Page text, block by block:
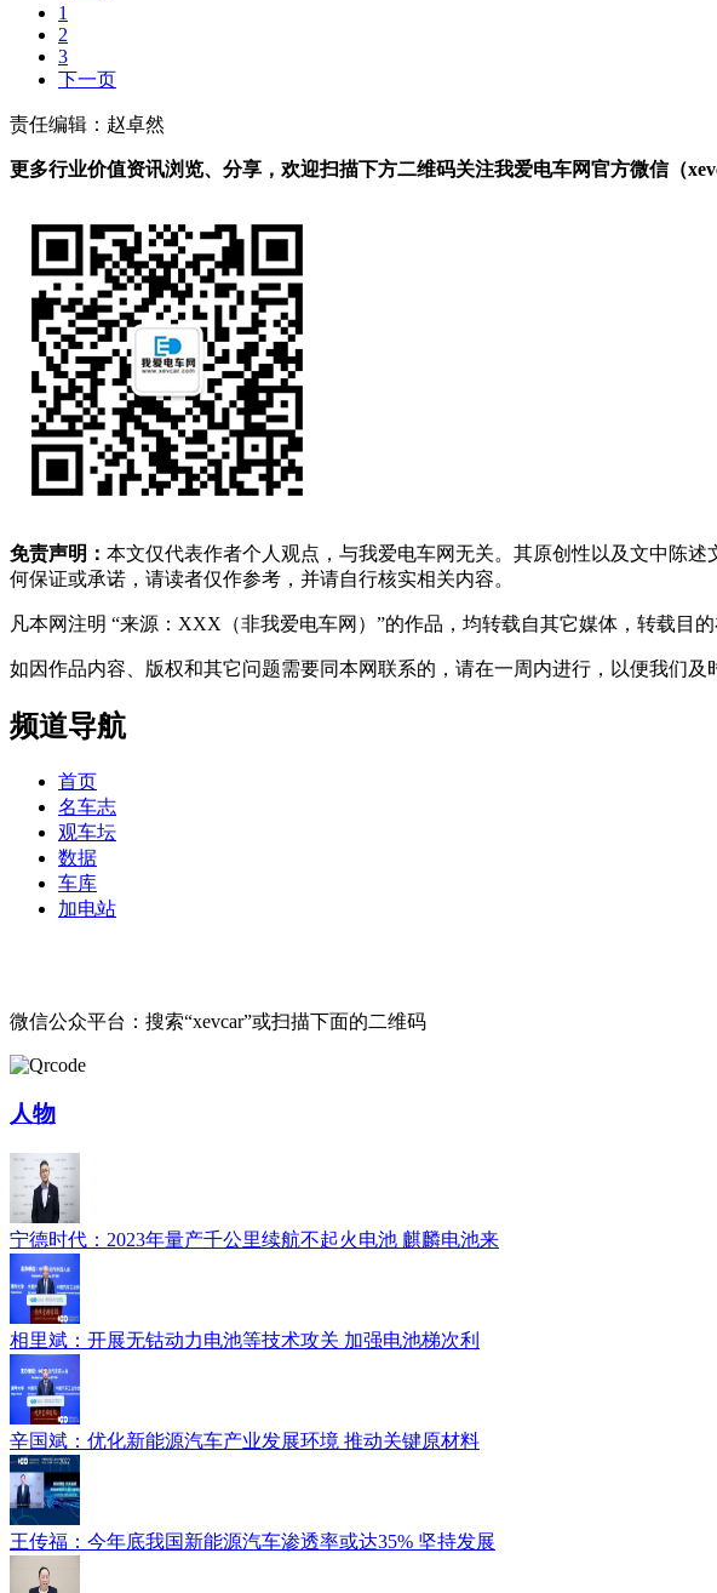
1
2
3
下一页
责任编辑：赵卓然
更多行业价值资讯浏览、分享，欢迎扫描下方二维码关注我爱电车网官方微信（
免责声明： 本文仅代表作者个人观点，与我爱电车网无关。其原创性以及文中陈
何保证或承诺，请读者仅作参考，并请自行核实相关内容。
凡本网注明 “来源：XXX（非我爱电车网）”的作品，均转载自其它媒体，转载目
如因作品内容、版权和其它问题需要同本网联系的，请在一周内进行，以便我们及
频道导航
首页
名车志
观车坛
数据
车库
加电站
微信公众平台：搜索“xevcar”或扫描下面的二维码
人物
宁德时代：2023年量产千公里续航不起火电池 麒麟电池来
相里斌：开展无钴动力电池等技术攻关 加强电池梯次利
辛国斌：优化新能源汽车产业发展环境 推动关键原材料
王传福：今年底我国新能源汽车渗透率或达35% 坚持发展